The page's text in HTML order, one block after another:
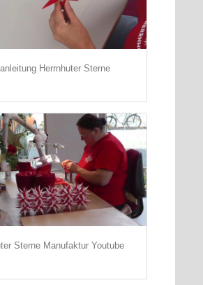
Herrnhuter Sterne
Sterne Manufaktur Youtube